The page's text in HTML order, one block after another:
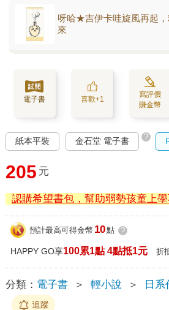
呀哈★吉伊卡哇旋風再起，
來
電子書 喜歡+1
寫評價
賺金幣
紙本平裝 金石堂 電子書 ?
205 元
認購希望書包，幫助弱勢孩童上學
預計最高可得金幣 10點 ?
HAPPY GO享100累1點 4點抵1元 折
分類： 電子書 ＞ 輕小說 ＞ 日系
追蹤